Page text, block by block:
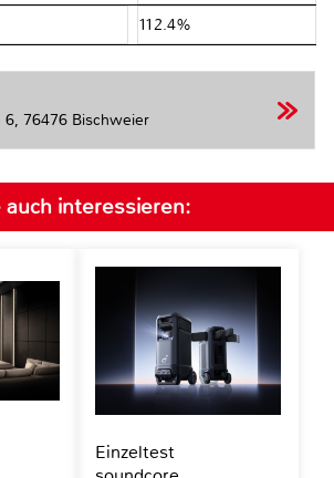
112.4%
6, 76476 Bischweier
auch interessieren:
Einzeltest